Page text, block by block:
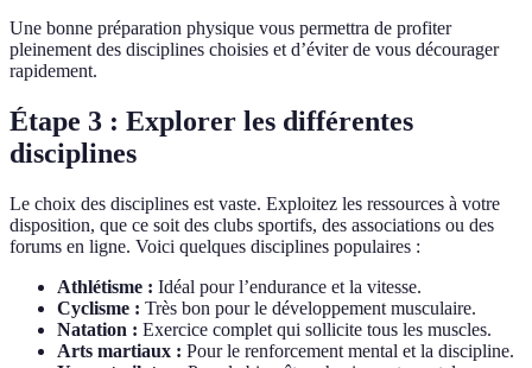
Une bonne préparation physique vous permettra de profiter
pleinement des disciplines choisies et d’éviter de vous décourager
rapidement.
Étape 3 : Explorer les différentes
disciplines
Le choix des disciplines est vaste. Exploitez les ressources à votre
disposition, que ce soit des clubs sportifs, des associations ou des
forums en ligne. Voici quelques disciplines populaires :
Athlétisme : Idéal pour l’endurance et la vitesse.
Cyclisme : Très bon pour le développement musculaire.
Natation : Exercice complet qui sollicite tous les muscles.
Arts martiaux : Pour le renforcement mental et la discipline.